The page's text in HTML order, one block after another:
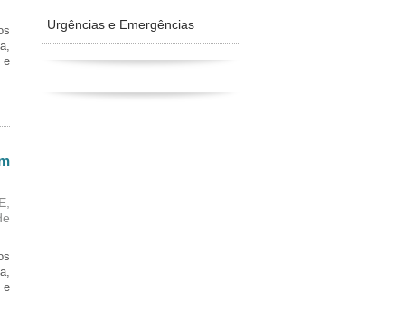
e
e
Urgências e Emergências